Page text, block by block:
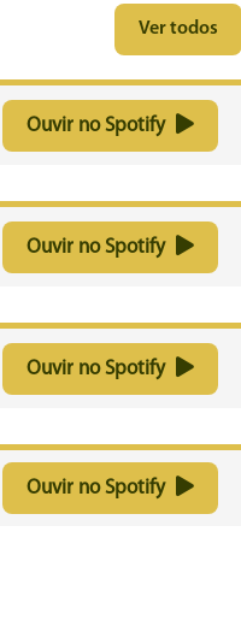
Ver todos
Ouvir no Spotify
Ouvir no Spotify
Ouvir no Spotify
Ouvir no Spotify